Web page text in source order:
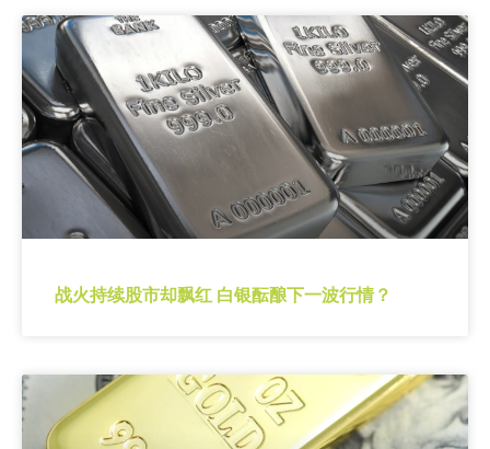
战火持续股市却飘红 白银酝酿下一波行情？